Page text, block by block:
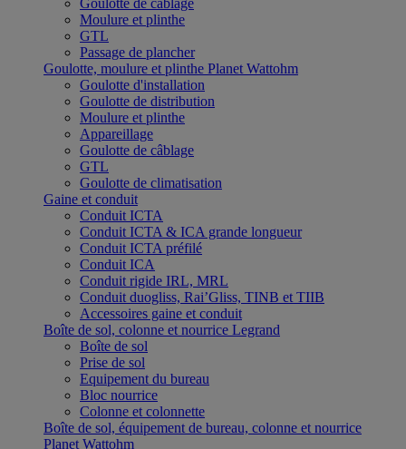
Goulotte de câblage
Moulure et plinthe
GTL
Passage de plancher
Goulotte, moulure et plinthe Planet Wattohm
Goulotte d'installation
Goulotte de distribution
Moulure et plinthe
Appareillage
Goulotte de câblage
GTL
Goulotte de climatisation
Gaine et conduit
Conduit ICTA
Conduit ICTA & ICA grande longueur
Conduit ICTA préfilé
Conduit ICA
Conduit rigide IRL, MRL
Conduit duogliss, Rai’Gliss, TINB et TIIB
Accessoires gaine et conduit
Boîte de sol, colonne et nourrice Legrand
Boîte de sol
Prise de sol
Equipement du bureau
Bloc nourrice
Colonne et colonnette
Boîte de sol, équipement de bureau, colonne et nourrice
Planet Wattohm